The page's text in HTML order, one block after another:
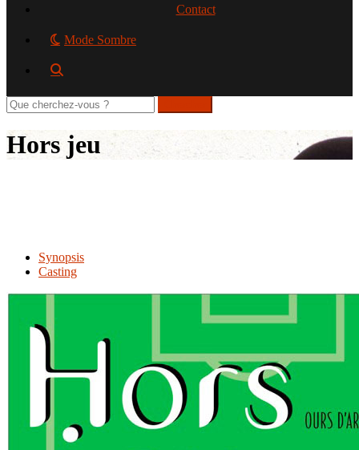
Contact
Mode Sombre
Rechercher
sur
le
site
Hors jeu
Synopsis
Casting